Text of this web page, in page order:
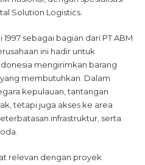
Solution Logistics.
sebagai bagian dari PT ABM
ini hadir untuk
mengirimkan barang
membutuhkan. Dalam
kepulauan, tantangan
tetapi juga akses ke area
infrastruktur, serta
relevan dengan proyek